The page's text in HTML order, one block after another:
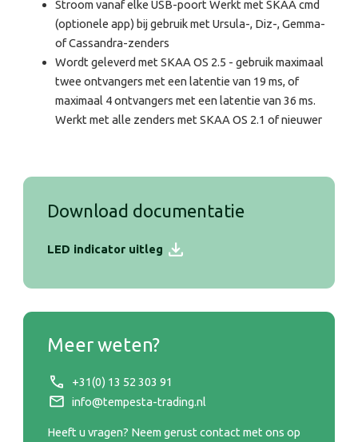
Stroom vanaf elke USB-poort Werkt met SKAA cmd
(optionele app) bij gebruik met Ursula-, Diz-, Gemma-
of Cassandra-zenders
Wordt geleverd met SKAA OS 2.5 - gebruik maximaal
twee ontvangers met een latentie van 19 ms, of
maximaal 4 ontvangers met een latentie van 36 ms.
Werkt met alle zenders met SKAA OS 2.1 of nieuwer
Download documentatie
LED indicator uitleg
Meer weten?
+31(0) 13 52 303 91
info@tempesta-trading.nl
Heeft u vragen? Neem gerust contact met ons op
Telefoonnummer